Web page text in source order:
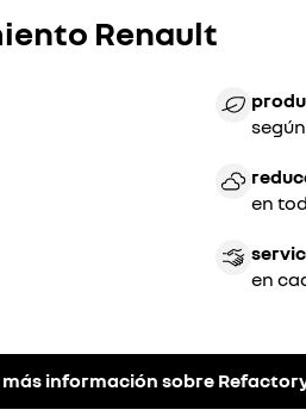
Renault
en
en
más información sobre